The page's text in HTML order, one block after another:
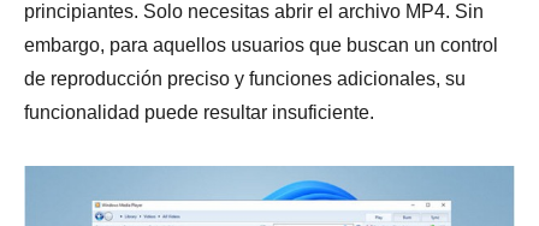
principiantes. Solo necesitas abrir el archivo MP4. Sin
embargo, para aquellos usuarios que buscan un control
de reproducción preciso y funciones adicionales, su
funcionalidad puede resultar insuficiente.